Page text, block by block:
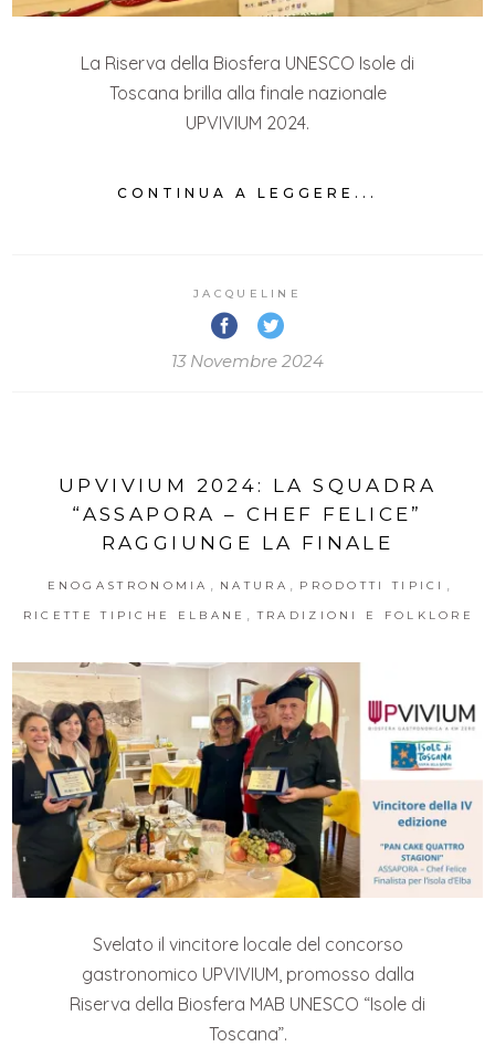
La Riserva della Biosfera UNESCO Isole di
Toscana brilla alla finale nazionale
UPVIVIUM 2024.
CONTINUA A LEGGERE...
JACQUELINE
13 Novembre 2024
UPVIVIUM 2024: LA SQUADRA
“ASSAPORA – CHEF FELICE”
RAGGIUNGE LA FINALE
ENOGASTRONOMIA NATURA PRODOTTI TIPICI
RICETTE TIPICHE ELBANE TRADIZIONI E FOLKLORE
Svelato il vincitore locale del concorso
gastronomico UPVIVIUM, promosso dalla
Riserva della Biosfera MAB UNESCO “Isole di
Toscana”.